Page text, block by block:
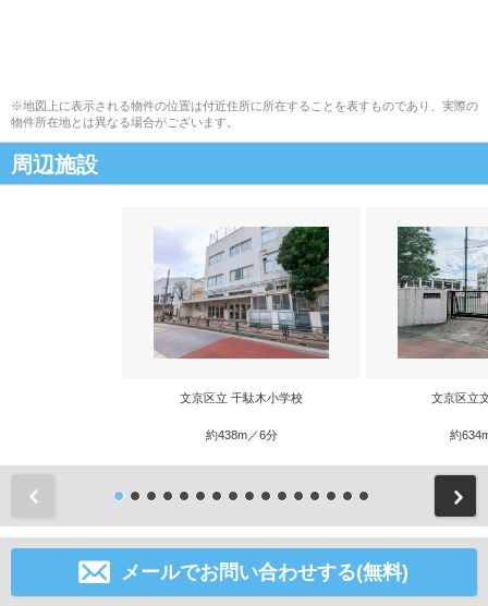
※地図上に表示される物件の位置は付近住所に所在することを表すものであり、実際の
物件所在地とは異なる場合がございます。
周辺施設
文京区立 千駄木小学校
約438m／6分
文京区立
約
メールでお問い合わせする(無料)